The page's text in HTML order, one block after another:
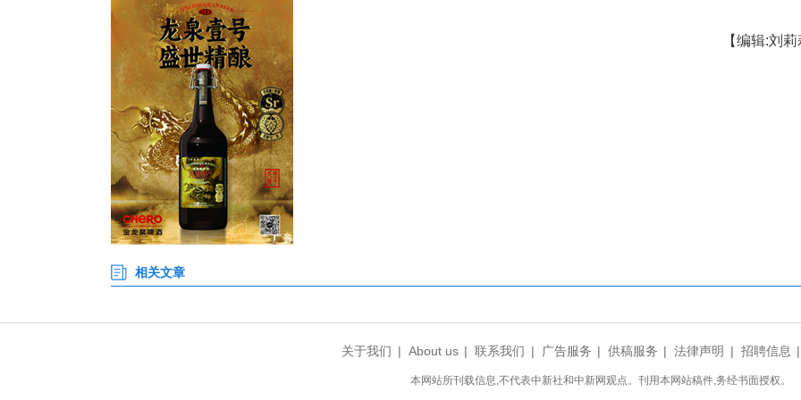
农村常住家庭；全县通双车道行政村达194个，通达率75.48%；建成无害化
88.45%，卫生厕所52524座、普及率达94.43%，建设污水处理设施310个，农村基
的飞跃。
在歇马镇，管网改造、线路规整、停车场新建等工程落地见效，老旧镇区焕发新
环境怡人。歇马镇党委副书记、镇长陈磊介绍，该镇围绕“提升完善功能、统一集镇
全力推进“功能镇区”建设。未来将推进功能镇区再提档、和美乡村再扩面，建设集
院”1000户。
保康县人民政府副县长杜程飞表示，未来该县将全力推进80.5公里美丽路网精品